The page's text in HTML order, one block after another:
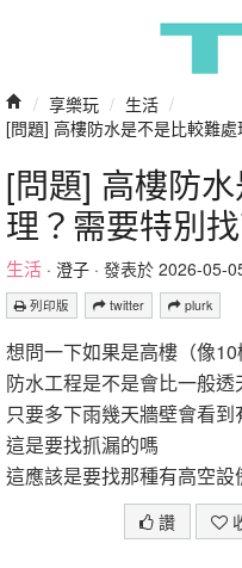
/ 享樂玩 / 生活 /
[問題] 高樓防水是不是比較難
[問題] 高樓防
理？需要特別
生活 · 澄子 · 發表於 2026-05-
列印版 twitter plurk
想問一下如果是高樓（像10
防水工程是不是會比一般透
只要多下雨幾天牆壁會看到
這是要找抓漏的嗎
這應該是要找那種有高空設
讚